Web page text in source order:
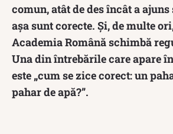
comun, atât de des încât a ajuns
așa sunt corecte. Și, de multe
Academia Română schimbă
Una din întrebările care apare
este „cum se zice corect: un
pahar de apă?”.